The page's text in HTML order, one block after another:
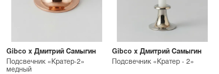
Gibco x Дмитрий Самыгин
Подсвечник «Кратер-2»
медный
Gibco x Дмитрий Самыгин
Подсвечник «Кратер - 2»